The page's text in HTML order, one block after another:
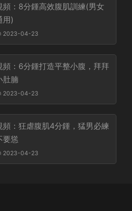
頻：8分鍾高效腹肌訓練(男女
用)
2023-04-23
頻：6分鍾打造平整小腹，拜拜
肚腩
2023-04-23
頻：狂虐腹肌4分鍾，猛男必練
要慫
2023-04-23